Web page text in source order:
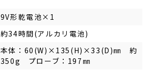
9V形乾電池×1
約34時間(アルカリ電池)
本体：60(W)×135(H)×33(D)㎜ 約
350g プローブ：197㎜